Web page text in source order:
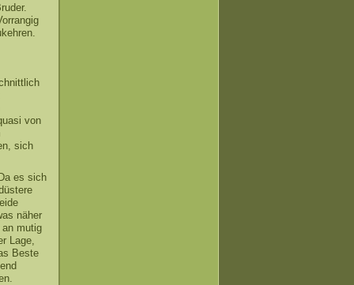
von
sich
es sich
näher
mutig
Lage,
Beste